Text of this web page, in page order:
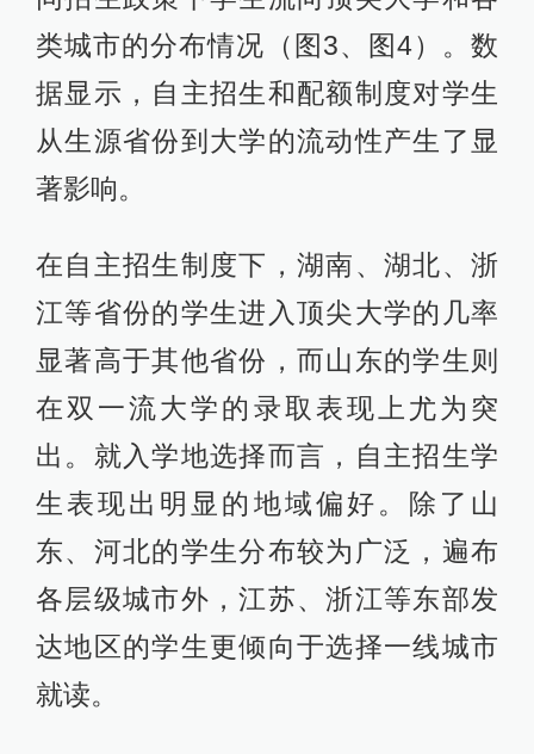
类城市的分布情况（图3、图4）。数
据显示，自主招生和配额制度对学生
从生源省份到大学的流动性产生了显
著影响。
在自主招生制度下，湖南、湖北、浙
江等省份的学生进入顶尖大学的几率
显著高于其他省份，而山东的学生则
在双一流大学的录取表现上尤为突
出。就入学地选择而言，自主招生学
生表现出明显的地域偏好。除了山
东、河北的学生分布较为广泛，遍布
各层级城市外，江苏、浙江等东部发
达地区的学生更倾向于选择一线城市
就读。